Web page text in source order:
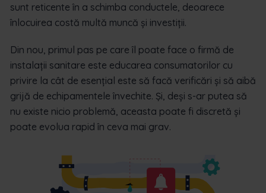
sunt reticente în a schimba conductele, deoarece
înlocuirea costă multă muncă și investiții.
Din nou, primul pas pe care îl poate face o firmă de
instalații sanitare este educarea consumatorilor cu
privire la cât de esențial este să facă verificări și să aibă
grijă de echipamentele învechite. Și, deși s-ar putea să
nu existe nicio problemă, aceasta poate fi discretă și
poate evolua rapid în ceva mai grav.